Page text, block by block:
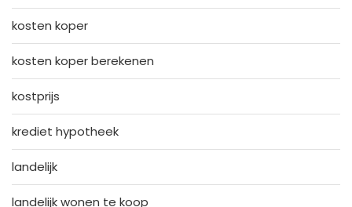
kosten koper
kosten koper berekenen
kostprijs
krediet hypotheek
landelijk
landelijk wonen te koop